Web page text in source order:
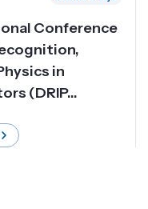
Conference
in
(DRIP...